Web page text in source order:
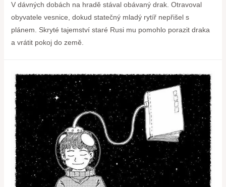
V dávných dobách na hradě stával obávaný drak. Otravoval
obyvatele vesnice, dokud statečný mladý rytíř nepřišel s
plánem. Skryté tajemství staré Rusi mu pomohlo porazit draka
a vrátit pokoj do země.